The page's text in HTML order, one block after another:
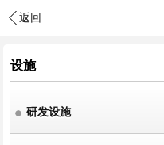
返回
设施
研发设施